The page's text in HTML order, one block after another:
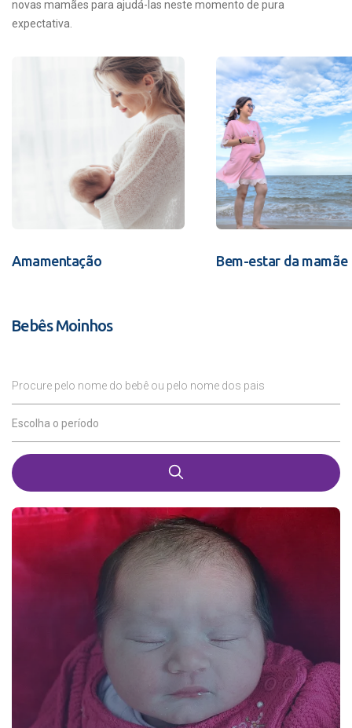
novas mamães para ajudá-las neste momento de pura
expectativa.
Amamentação Bem-estar da mamãe
Bebês Moinhos
Procure pelo nome do bebê ou pelo nome dos pais
Escolha o período